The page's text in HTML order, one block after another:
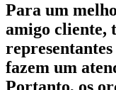
Para um
amigo cliente,
fazem um